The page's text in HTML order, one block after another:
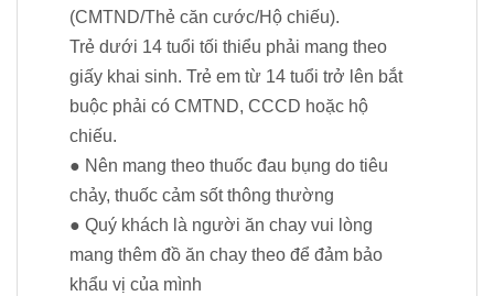
(CMTND/Thẻ căn cước/Hộ chiếu).
Trẻ dưới 14 tuổi tối thiểu phải mang theo
giấy khai sinh. Trẻ em từ 14 tuổi trở lên bắt
buộc phải có CMTND, CCCD hoặc hộ
chiếu.
● Nên mang theo thuốc đau bụng do tiêu
chảy, thuốc cảm sốt thông thường
● Quý khách là người ăn chay vui lòng
mang thêm đồ ăn chay theo để đảm bảo
khẩu vị của mình